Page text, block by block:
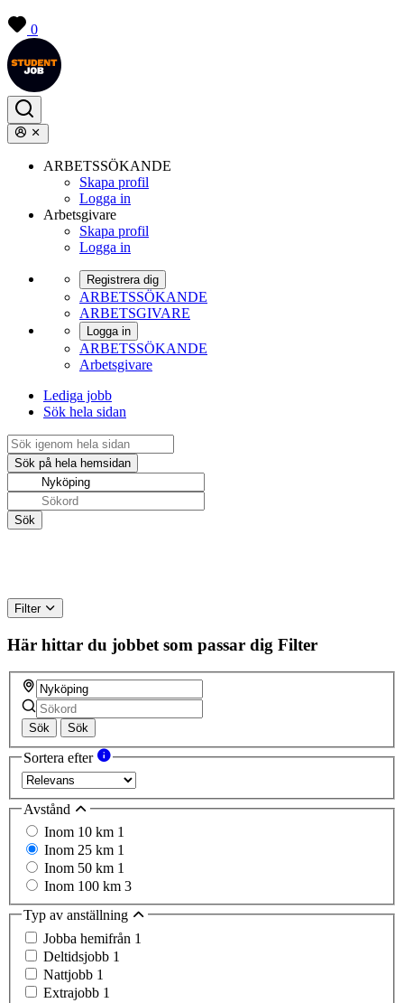
0
ARBETSSÖKANDE
Skapa profil
Logga in
Arbetsgivare
Skapa profil
Logga in
Registrera dig
ARBETSSÖKANDE
ARBETSGIVARE
Logga in
ARBETSSÖKANDE
Arbetsgivare
Lediga jobb
Sök hela sidan
Filter
Här hittar du jobbet som passar dig Filter
Sök Sök
Sortera efter
Avstånd
Inom 10 km 1
Inom 25 km 1
Inom 50 km 1
Inom 100 km 3
Typ av anställning
Jobba hemifrån 1
Deltidsjobb 1
Nattjobb 1
Extrajobb 1